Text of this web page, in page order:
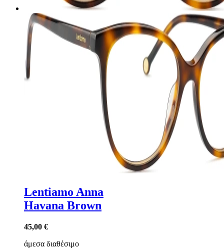
Lentiamo Anna
Havana Brown
45,00 €
άμεσα διαθέσιμο